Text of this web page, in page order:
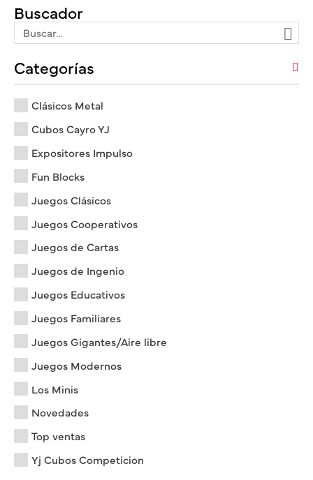
Buscador
Categorías
Clásicos Metal
Cubos Cayro YJ
Expositores Impulso
Fun Blocks
Juegos Clásicos
Juegos Cooperativos
Juegos de Cartas
Juegos de Ingenio
Juegos Educativos
Juegos Familiares
Juegos Gigantes/Aire libre
Juegos Modernos
Los Minis
Novedades
Top ventas
Yj Cubos Competicion